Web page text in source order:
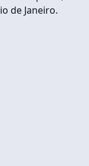
de Janeiro.